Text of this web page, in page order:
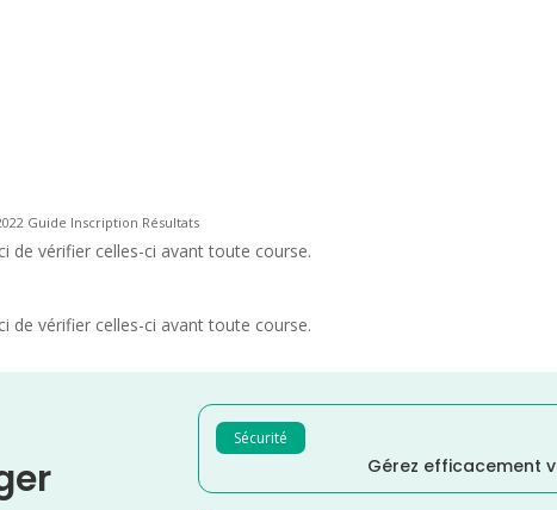
Guide Inscription Résultats
de vérifier celles-ci avant toute course.
de vérifier celles-ci avant toute course.
Sécurité
Gérez efficacement